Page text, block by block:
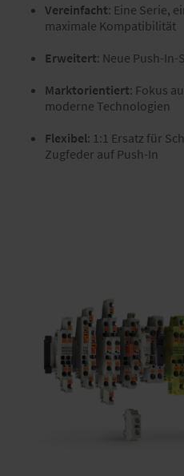
Vereinfacht: Eine Serie,
maximale Kompatibilität
Erweitert: Neue Push-In-
Marktorientiert: Fokus
moderne Technologien
Flexibel: 1:1 Ersatz für
Zugfeder auf Push-In